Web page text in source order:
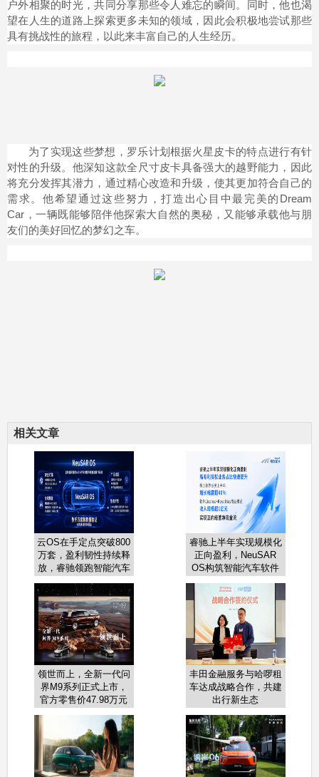
户外相聚的时光，共同分享那些令人难忘的瞬间。同时，他也渴
望在人生的道路上探索更多未知的领域，因此会积极地尝试那些
具有挑战性的旅程，以此来丰富自己的人生经历。
为了实现这些梦想，罗乐计划根据火星皮卡的特点进行有针
对性的升级。他深知这款全尺寸皮卡具备强大的越野能力，因此
将充分发挥其潜力，通过精心改造和升级，使其更加符合自己的
需求。他希望通过这些努力，打造出心目中最完美的Dream
Car，一辆既能够陪伴他探索大自然的奥秘，又能够承载他与朋
友们的美好回忆的梦幻之车。
相关文章
云OS在手定点突破800
万套，盈利韧性持续释
放，睿驰领跑智能汽车
软件增长新周期
睿驰上半年实现规模化
正向盈利，NeuSAR
OS构筑智能汽车软件
增长新引擎
领世而上，全新一代问
界M9系列正式上市，
官方零售价47.98万元
丰田金融服务与哈啰租
车达成战略合作，共建
出行新生态